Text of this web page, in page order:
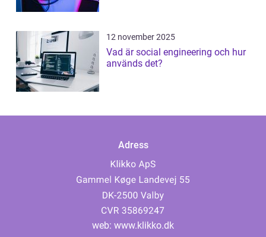
12 november 2025
Vad är social engineering och hur
används det?
Adress
web: www.klikko.dk